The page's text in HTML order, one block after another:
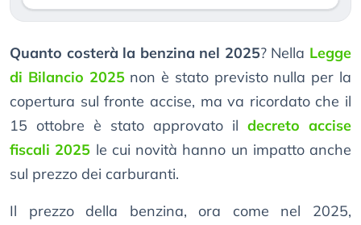
Quanto costerà la benzina nel 2025? Nella Legge
di Bilancio 2025non è stato previsto nulla per la
copertura sul fronte accise, ma va ricordato che il
15 ottobre è stato approvato il decreto accise
fiscali 2025 le cui novità hanno un impatto anche
sul prezzo dei carburanti.
Il prezzo della benzina, ora come nel 2025,